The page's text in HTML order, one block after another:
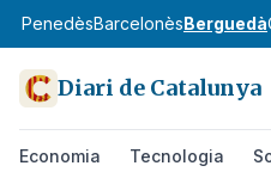
PenedèsBarcelonèsBerguedà
Diari de Catalunya
Economia Tecnologia